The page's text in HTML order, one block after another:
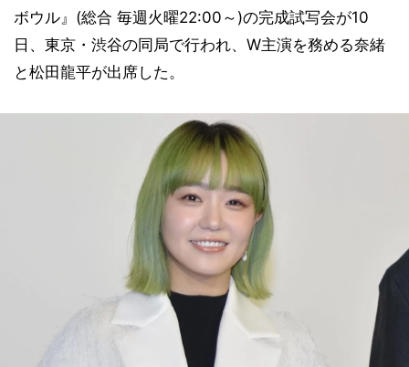
ボウル』(総合 毎週火曜22:00～)の完成試写会が10
日、東京・渋谷の同局で行われ、W主演を務める奈緒
と松田龍平が出席した。